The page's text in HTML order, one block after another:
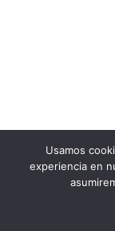
Usamos
experiencia en